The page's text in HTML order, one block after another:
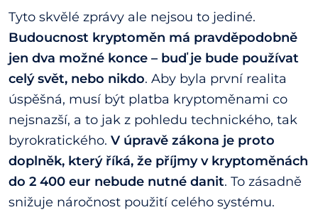
Tyto skvělé zprávy ale nejsou to jediné.
Budoucnost kryptoměn má pravděpodobně
jen dva možné konce – buď je bude používat
celý svět, nebo nikdo. Aby byla první realita
úspěšná, musí být platba kryptoměnami co
nejsnazší, a to jak z pohledu technického, tak
byrokratického. V úpravě zákona je proto
doplněk, který říká, že příjmy v kryptoměnách
do 2 400 eur nebude nutné danit. To zásadně
snižuje náročnost použití celého systému.